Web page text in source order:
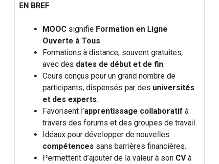
EN BREF
MOOC signifie Formation en Ligne
Ouverte à Tous.
Formations à distance, souvent gratuites,
avec des dates de début et de fin.
Cours conçus pour un grand nombre de
participants, dispensés par des universités
et des experts.
Favorisent l’apprentissage collaboratif à
travers des forums et des groupes de travail.
Idéaux pour développer de nouvelles
compétences sans barrières financières.
Permettent d’ajouter de la valeur à son CVà